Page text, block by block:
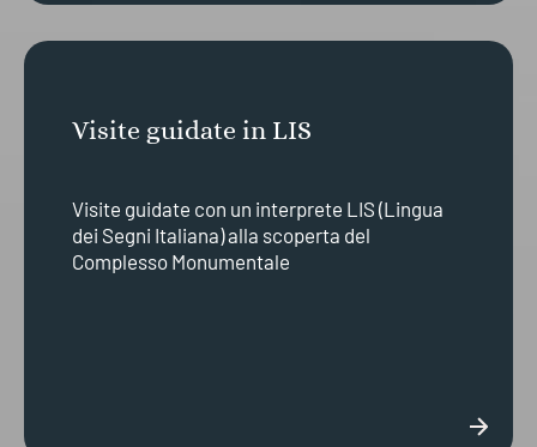
Visite guidate in LIS
Visite guidate con un interprete LIS (Lingua
dei Segni Italiana) alla scoperta del
Complesso Monumentale